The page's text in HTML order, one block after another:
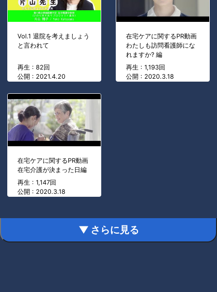
Vol.1 退院を考えましょう
と言われて
再生 : 82回
公開 : 2021.4.20
在宅ケアに関するPR動画
わたしも訪問看護師にな
れますか? 編
再生 : 1,193回
公開 : 2020.3.18
在宅ケアに関するPR動画
在宅介護が決まった日編
再生 : 1,147回
公開 : 2020.3.18
▼ さらに見る